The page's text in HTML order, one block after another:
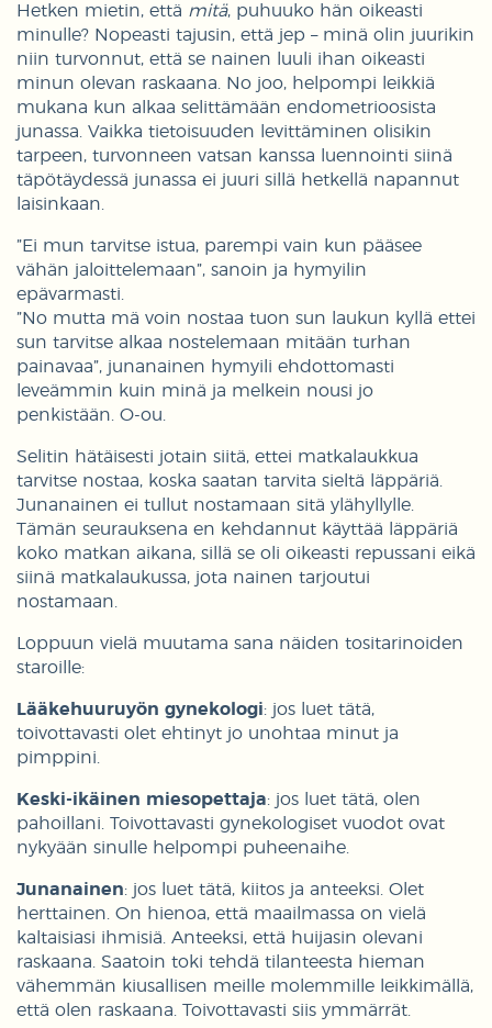
Hetken mietin, että mitä, puhuuko hän oikeasti
minulle? Nopeasti tajusin, että jep – minä olin juurikin
niin turvonnut, että se nainen luuli ihan oikeasti
minun olevan raskaana. No joo, helpompi leikkiä
mukana kun alkaa selittämään endometrioosista
junassa. Vaikka tietoisuuden levittäminen olisikin
tarpeen, turvonneen vatsan kanssa luennointi siinä
täpötäydessä junassa ei juuri sillä hetkellä napannut
laisinkaan.
”Ei mun tarvitse istua, parempi vain kun pääsee
vähän jaloittelemaan”, sanoin ja hymyilin
epävarmasti.
”No mutta mä voin nostaa tuon sun laukun kyllä ettei
sun tarvitse alkaa nostelemaan mitään turhan
painavaa”, junanainen hymyili ehdottomasti
leveämmin kuin minä ja melkein nousi jo
penkistään. O-ou.
Selitin hätäisesti jotain siitä, ettei matkalaukkua
tarvitse nostaa, koska saatan tarvita sieltä läppäriä.
Junanainen ei tullut nostamaan sitä ylähyllylle.
Tämän seurauksena en kehdannut käyttää läppäriä
koko matkan aikana, sillä se oli oikeasti repussani eikä
siinä matkalaukussa, jota nainen tarjoutui
nostamaan.
Loppuun vielä muutama sana näiden tositarinoiden
staroille:
Lääkehuuruyön gynekologi: jos luet tätä,
toivottavasti olet ehtinyt jo unohtaa minut ja
pimppini.
Keski-ikäinen miesopettaja: jos luet tätä, olen
pahoillani. Toivottavasti gynekologiset vuodot ovat
nykyään sinulle helpompi puheenaihe.
Junanainen: jos luet tätä, kiitos ja anteeksi. Olet
herttainen. On hienoa, että maailmassa on vielä
kaltaisiasi ihmisiä. Anteeksi, että huijasin olevani
raskaana. Saatoin toki tehdä tilanteesta hieman
vähemmän kiusallisen meille molemmille leikkimällä,
että olen raskaana. Toivottavasti siis ymmärrät.